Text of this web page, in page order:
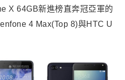
X 64GB新進榜直奔冠亞軍的
4 Max(Top 8)與HTC U